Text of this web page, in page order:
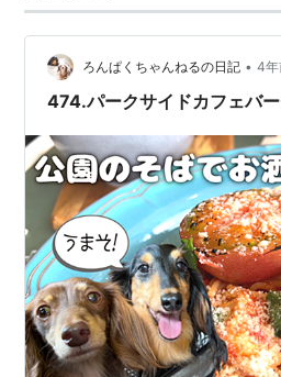
ろんぱくちゃんねるの日記 • 4年
474.パークサイドカフェバ